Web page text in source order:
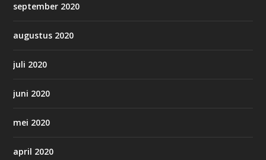
september 2020
augustus 2020
juli 2020
juni 2020
mei 2020
april 2020